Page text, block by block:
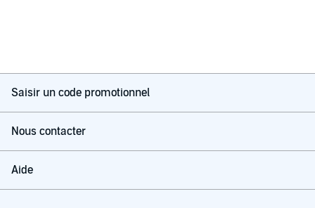
Saisir un code promotionnel
Nous contacter
Aide